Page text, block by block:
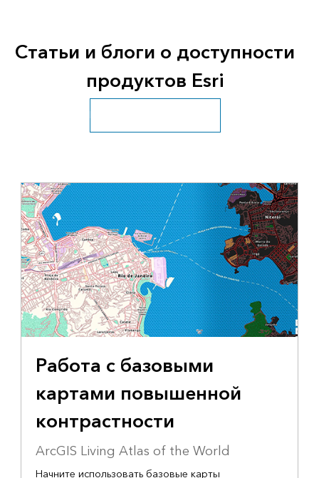
Статьи и блоги о доступности
продуктов Esri
Перейти ко всем ресурсам
Работа с базовыми
картами повышенной
контрастности
ArcGIS Living Atlas of the World
Начните использовать базовые карты